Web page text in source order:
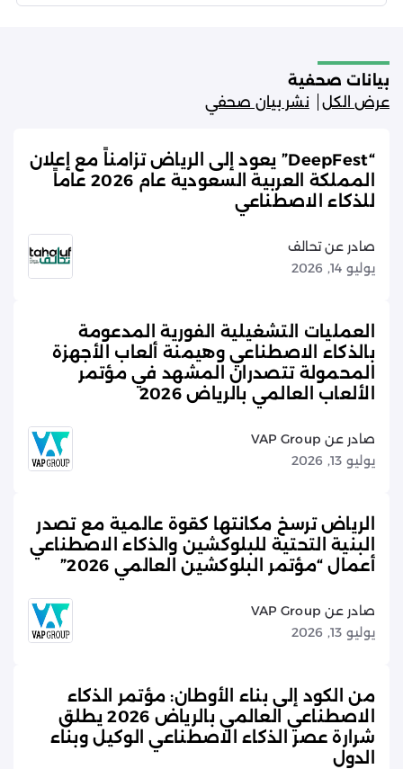
بيانات صحفية
عرض الكل
نشر بيان صحفي
“DeepFest” يعود إلى الرياض تزامناً مع إعلان
المملكة العربية السعودية عام 2026 عاماً
للذكاء الاصطناعي
صادر عن تحالف
يوليو 14, 2026
العمليات التشغيلية الفورية المدعومة
بالذكاء الاصطناعي وهيمنة ألعاب الأجهزة
المحمولة تتصدران المشهد في مؤتمر
الألعاب العالمي بالرياض 2026
صادر عن VAP Group
يوليو 13, 2026
الرياض ترسخ مكانتها كقوة عالمية مع تصدر
البنية التحتية للبلوكشين والذكاء الاصطناعي
أعمال “مؤتمر البلوكشين العالمي 2026”
صادر عن VAP Group
يوليو 13, 2026
من الكود إلى بناء الأوطان: مؤتمر الذكاء
الاصطناعي العالمي بالرياض 2026 يطلق
شرارة عصر الذكاء الاصطناعي الوكيل وبناء
الدول